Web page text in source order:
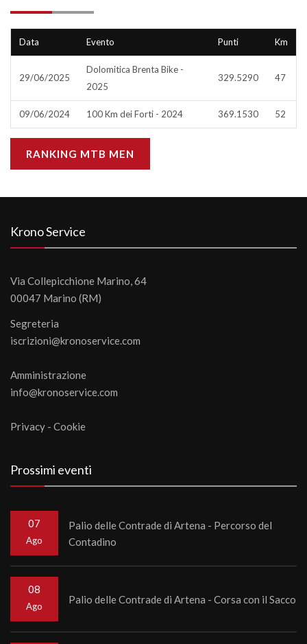
Data Evento Punti Km
29/06/2025
Dolomitica Brenta Bike -
2025
329.5290 47
09/06/2024 100 Km dei Forti - 2024 369.1530 52
RANKING MTB MEN
Krono Service
Via Collepicchione Marino, 64
00047 Marino (RM)
Segreteria
iscrizioni@kronoservice.com
Amministrazione
info@kronoservice.com
Privacy - Cookie
Prossimi eventi
07
Ago
Palio delle Contrade di Artena - Percorso del
Contadino
08
Ago
Palio delle Contrade di Artena - Corsa con il Sacco